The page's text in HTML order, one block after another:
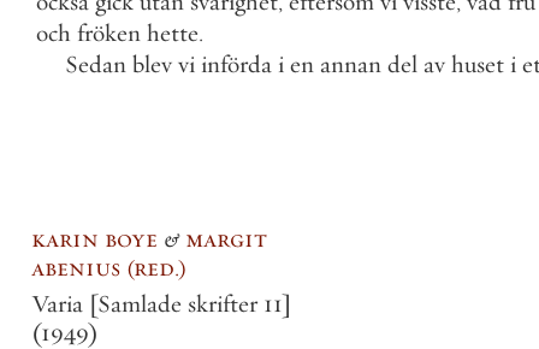
och fröken hette.
Sedan blev vi införda i en annan del av huset i
karin boye & margit
abenius red.
Varia [Samlade skrifter 11]
(1949)